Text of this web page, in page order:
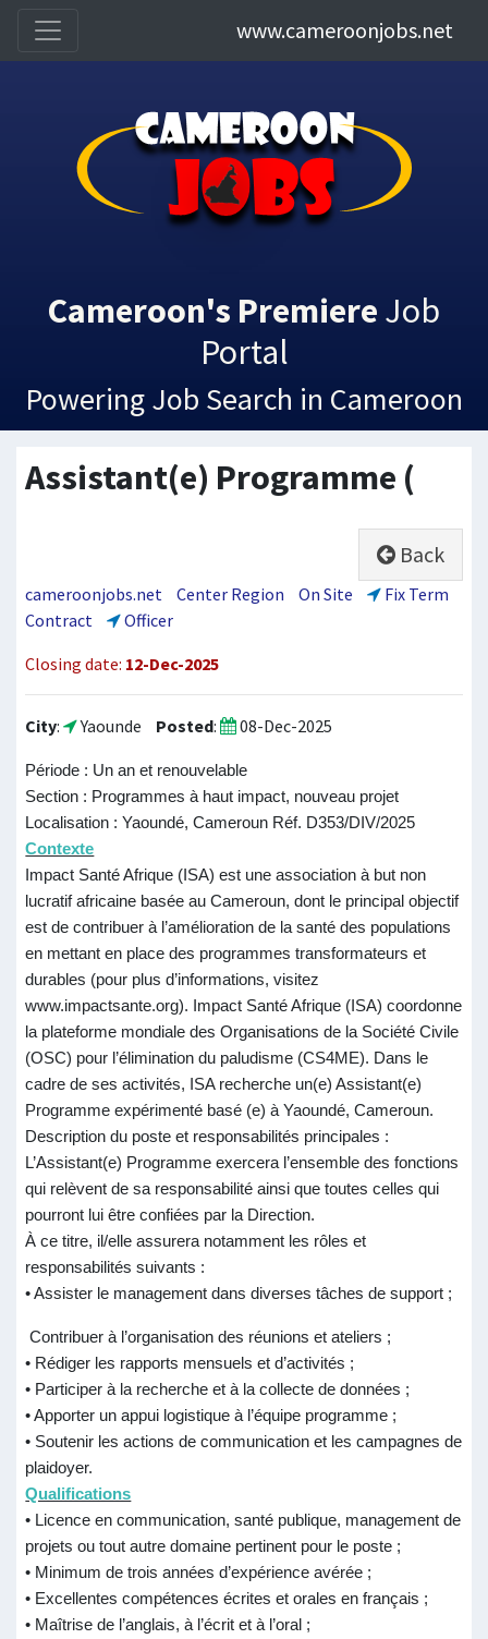
www.cameroonjobs.net
Cameroon's Premiere Job
Portal
Powering Job Search in Cameroon
Assistant(e) Programme (
Back
cameroonjobs.net Center Region On Site
Fix Term
Contract
Officer
Closing date: 12-Dec-2025
City: Yaounde Posted: 08-Dec-2025
Période : Un an et renouvelable
Section : Programmes à haut impact, nouveau projet
Localisation : Yaoundé, Cameroun Réf. D353/DIV/2025
Contexte
Impact Santé Afrique (ISA) est une association à but non
lucratif africaine basée au Cameroun, dont le principal objectif
est de contribuer à l’amélioration de la santé des populations
en mettant en place des programmes transformateurs et
durables (pour plus d’informations, visitez
www.impactsante.org). Impact Santé Afrique (ISA) coordonne
la plateforme mondiale des Organisations de la Société Civile
(OSC) pour l’élimination du paludisme (CS4ME). Dans le
cadre de ses activités, ISA recherche un(e) Assistant(e)
Programme expérimenté basé (e) à Yaoundé, Cameroun.
Description du poste et responsabilités principales :
L’Assistant(e) Programme exercera l’ensemble des fonctions
qui relèvent de sa responsabilité ainsi que toutes celles qui
pourront lui être confiées par la Direction.
À ce titre, il/elle assurera notamment les rôles et
responsabilités suivants :
• Assister le management dans diverses tâches de support ;
Contribuer à l’organisation des réunions et ateliers ;
• Rédiger les rapports mensuels et d’activités ;
• Participer à la recherche et à la collecte de données ;
• Apporter un appui logistique à l’équipe programme ;
• Soutenir les actions de communication et les campagnes de
plaidoyer.
Qualifications
• Licence en communication, santé publique, management de
projets ou tout autre domaine pertinent pour le poste ;
• Minimum de trois années d’expérience avérée ;
• Excellentes compétences écrites et orales en français ;
• Maîtrise de l’anglais, à l’écrit et à l’oral ;